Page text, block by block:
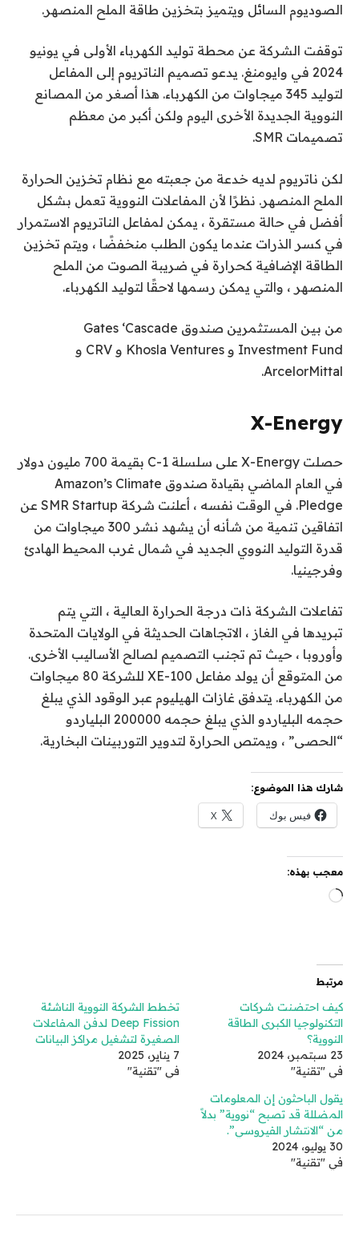
الصوديوم السائل ويتميز بتخزين طاقة الملح المنصهر.
توقفت الشركة عن محطة توليد الكهرباء الأولى في يونيو
2024 في وايومنغ. يدعو تصميم الناتريوم إلى المفاعل
لتوليد 345 ميجاوات من الكهرباء. هذا أصغر من المصانع
النووية الجديدة الأخرى اليوم ولكن أكبر من معظم
تصميمات SMR.
لكن ناتريوم لديه خدعة من جعبته مع نظام تخزين الحرارة
الملح المنصهر. نظرًا لأن المفاعلات النووية تعمل بشكل
أفضل في حالة مستقرة ، يمكن لمفاعل الناتريوم الاستمرار
في كسر الذرات عندما يكون الطلب منخفضًا ، ويتم تخزين
الطاقة الإضافية كحرارة في ضريبة الصوت من الملح
المنصهر ، والتي يمكن رسمها لاحقًا لتوليد الكهرباء.
من بين المستثمرين صندوق Gates ‘Cascade
Investment Fund و Khosla Ventures و CRV و
ArcelorMittal.
X-Energy
حصلت X-Energy على سلسلة C-1 بقيمة 700 مليون دولار
في العام الماضي بقيادة صندوق Amazon’s Climate
Pledge. في الوقت نفسه ، أعلنت شركة SMR Startup عن
اتفاقين تنمية من شأنه أن يشهد نشر 300 ميجاوات من
قدرة التوليد النووي الجديد في شمال غرب المحيط الهادئ
وفرجينيا.
تفاعلات الشركة ذات درجة الحرارة العالية ، التي يتم
تبريدها في الغاز ، الاتجاهات الحديثة في الولايات المتحدة
وأوروبا ، حيث تم تجنب التصميم لصالح الأساليب الأخرى.
من المتوقع أن يولد مفاعل XE-100 للشركة 80 ميجاوات
من الكهرباء. يتدفق غازات الهيليوم عبر الوقود الذي يبلغ
حجمه البلياردو الذي يبلغ حجمه 200000 البلياردو
“الحصى” ، ويمتص الحرارة لتدوير التوربينات البخارية.
شارك هذا الموضوع:
فيس بوك X
معجب بهذه:
جاري
مرتبط
كيف احتضنت شركات
التكنولوجيا الكبرى الطاقة
النووية؟
23 سبتمبر، 2024
في "تقنية"
تخطط الشركة النووية الناشئة
Deep Fission لدفن المفاعلات
الصغيرة لتشغيل مراكز البيانات
7 يناير، 2025
في "تقنية"
يقول الباحثون إن المعلومات
المضللة قد تصبح “نووية” بدلاً
من “الانتشار الفيروسي”.
30 يوليو، 2024
في "تقنية"